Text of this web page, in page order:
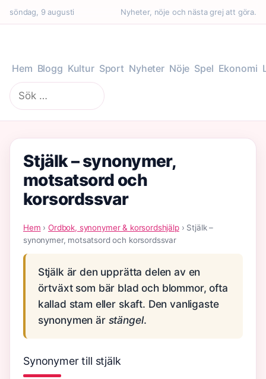
söndag, 9 augusti Nyheter, nöje och nästa grej att göra.
Hem Blogg Kultur Sport Nyheter Nöje Spel Ekonomi
Sök
efter:
Stjälk – synonymer,
motsatsord och
korsordssvar
Hem ›Ordbok, synonymer & korsordshjälp› Stjälk –
synonymer, motsatsord och korsordssvar
Stjälk är den upprätta delen av en
örtväxt som bär blad och blommor, ofta
kallad stam eller skaft. Den vanligaste
synonymen är stängel.
Synonymer till stjälk